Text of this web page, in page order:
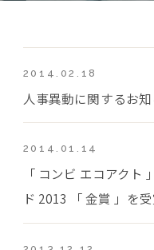
2014.02.18
人事異動に関するお知
2014.01.14
「 コンビ エコアク
ド 2013 「 金賞 」を受